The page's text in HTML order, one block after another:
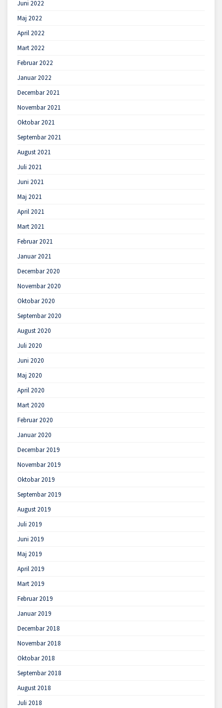
Juni 2022
Maj 2022
April 2022
Mart 2022
Februar 2022
Januar 2022
Decembar 2021
Novembar 2021
Oktobar 2021
Septembar 2021
August 2021
Juli 2021
Juni 2021
Maj 2021
April 2021
Mart 2021
Februar 2021
Januar 2021
Decembar 2020
Novembar 2020
Oktobar 2020
Septembar 2020
August 2020
Juli 2020
Juni 2020
Maj 2020
April 2020
Mart 2020
Februar 2020
Januar 2020
Decembar 2019
Novembar 2019
Oktobar 2019
Septembar 2019
August 2019
Juli 2019
Juni 2019
Maj 2019
April 2019
Mart 2019
Februar 2019
Januar 2019
Decembar 2018
Novembar 2018
Oktobar 2018
Septembar 2018
August 2018
Juli 2018